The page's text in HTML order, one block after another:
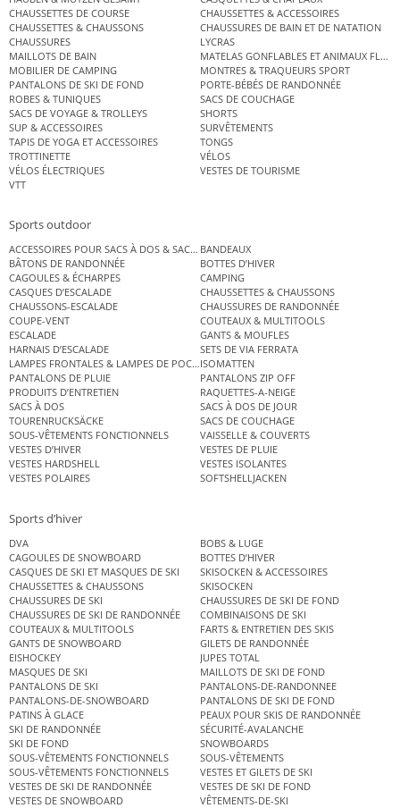
CHAUSSETTES DE COURSE
CHAUSSETTES & ACCESSOIRES
CHAUSSETTES & CHAUSSONS
CHAUSSURES DE BAIN ET DE NATATION
CHAUSSURES
LYCRAS
MAILLOTS DE BAIN
MATELAS GONFLABLES ET ANIMAUX
MOBILIER DE CAMPING
MONTRES & TRAQUEURS SPORT
PANTALONS DE SKI DE FOND
PORTE-BÉBÉS DE RANDONNÉE
ROBES & TUNIQUES
SACS DE COUCHAGE
SACS DE VOYAGE & TROLLEYS
SHORTS
SUP & ACCESSOIRES
SURVÊTEMENTS
TAPIS DE YOGA ET ACCESSOIRES
TONGS
TROTTINETTE
VÉLOS
VÉLOS ÉLECTRIQUES
VESTES DE TOURISME
VTT
Sports outdoor
ACCESSOIRES POUR SACS À DOS & SACS ÉTANCHES
BANDEAUX
BÂTONS DE RANDONNÉE
BOTTES D’HIVER
CAGOULES & ÉCHARPES
CAMPING
CASQUES D’ESCALADE
CHAUSSETTES & CHAUSSONS
CHAUSSONS-ESCALADE
CHAUSSURES DE RANDONNÉE
COUPE-VENT
COUTEAUX & MULTITOOLS
ESCALADE
GANTS & MOUFLES
HARNAIS D’ESCALADE
SETS DE VIA FERRATA
LAMPES FRONTALES & LAMPES DE POCHEISOMATTEN
PANTALONS DE PLUIE
PANTALONS ZIP OFF
PRODUITS D’ENTRETIEN
RAQUETTES-A-NEIGE
SACS À DOS
SACS À DOS DE JOUR
TOURENRUCKSÄCKE
SACS DE COUCHAGE
SOUS-VÊTEMENTS FONCTIONNELS
VAISSELLE & COUVERTS
VESTES D’HIVER
VESTES DE PLUIE
VESTES HARDSHELL
VESTES ISOLANTES
VESTES POLAIRES
SOFTSHELLJACKEN
Sports d’hiver
DVA
BOBS & LUGE
CAGOULES DE SNOWBOARD
BOTTES D’HIVER
CASQUES DE SKI ET MASQUES DE SKI
SKISOCKEN & ACCESSOIRES
CHAUSSETTES & CHAUSSONS
SKISOCKEN
CHAUSSURES DE SKI
CHAUSSURES DE SKI DE FOND
CHAUSSURES DE SKI DE RANDONNÉE
COMBINAISONS DE SKI
COUTEAUX & MULTITOOLS
FARTS & ENTRETIEN DES SKIS
GANTS DE SNOWBOARD
GILETS DE RANDONNÉE
EISHOCKEY
JUPES TOTAL
MASQUES DE SKI
MAILLOTS DE SKI DE FOND
PANTALONS DE SKI
PANTALONS-DE-RANDONNEE
PANTALONS-DE-SNOWBOARD
PANTALONS DE SKI DE FOND
PATINS À GLACE
PEAUX POUR SKIS DE RANDONNÉE
SKI DE RANDONNÉE
SÉCURITÉ-AVALANCHE
SKI DE FOND
SNOWBOARDS
SOUS-VÊTEMENTS FONCTIONNELS
SOUS-VÊTEMENTS
SOUS-VÊTEMENTS FONCTIONNELS
VESTES ET GILETS DE SKI
VESTES DE SKI DE RANDONNÉE
VESTES DE SKI DE FOND
VESTES DE SNOWBOARD
VÊTEMENTS-DE-SKI